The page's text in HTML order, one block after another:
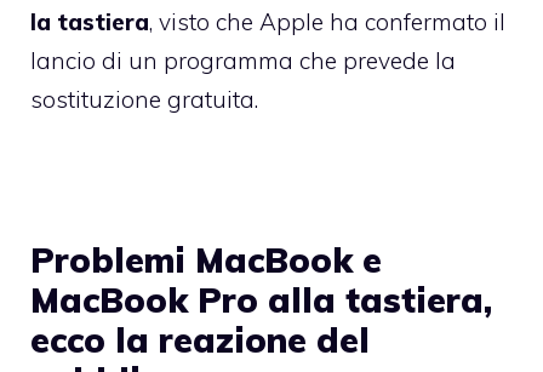
la tastiera, visto che Apple ha confermato il
lancio di un programma che prevede la
sostituzione gratuita.
Problemi MacBook e
MacBook Pro alla tastiera,
ecco la reazione del